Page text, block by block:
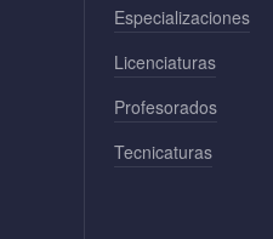
Especializaciones
Licenciaturas
Profesorados
Tecnicaturas